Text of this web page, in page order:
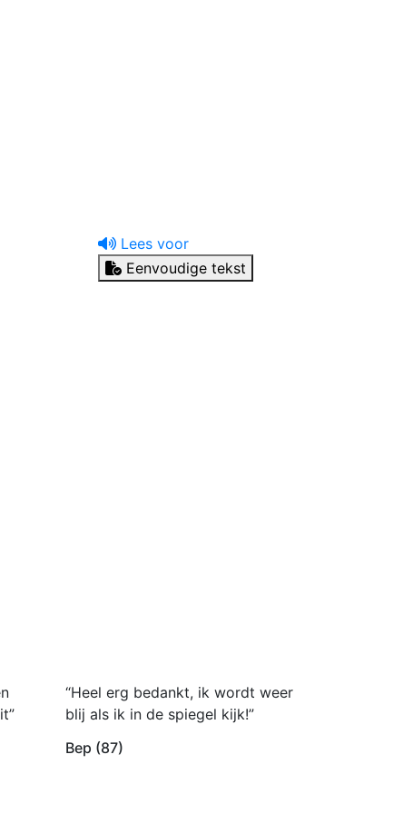
Lees voor
Eenvoudige tekst
“Heel erg bedankt, ik wordt weer
blij als ik in de spiegel kijk!”
Bep (87)